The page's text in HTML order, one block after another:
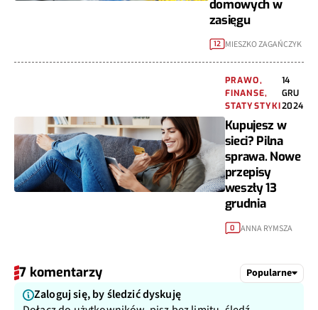
domowych w
zasięgu
12 MIESZKO ZAGAŃCZYK
PRAWO,
FINANSE,
STATYSTYKI
14
GRU
2024
Kupujesz w
sieci? Pilna
sprawa. Nowe
przepisy
weszły 13
grudnia
0 ANNA RYMSZA
7 komentarzy Popularne
Zaloguj się, by śledzić dyskuję